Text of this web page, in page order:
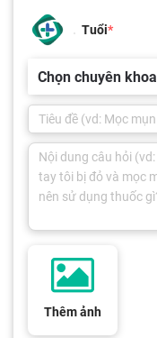
Tuổi
Chọn chuyên khoa
Thêm ảnh